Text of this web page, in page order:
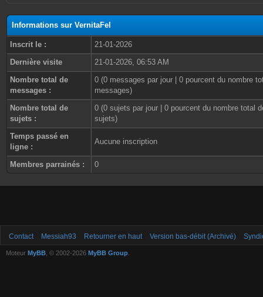
Informations sur VernitaFel
Inscrit le :
21-01-2026
Dernière visite
21-01-2026, 06:53 AM
Nombre total de
messages :
0 (0 messages par jour | 0 pourcent du nombre
messages)
Nombre total de
sujets :
0 (0 sujets par jour | 0 pourcent du nombre total
sujets)
Temps passé en
ligne :
Aucune inscription
Membres parrainés : 0
Contact Messiah93 Retourner en haut Version bas-débit (Archivé)
Moteur MyBB , © 2002-2026 MyBB Group